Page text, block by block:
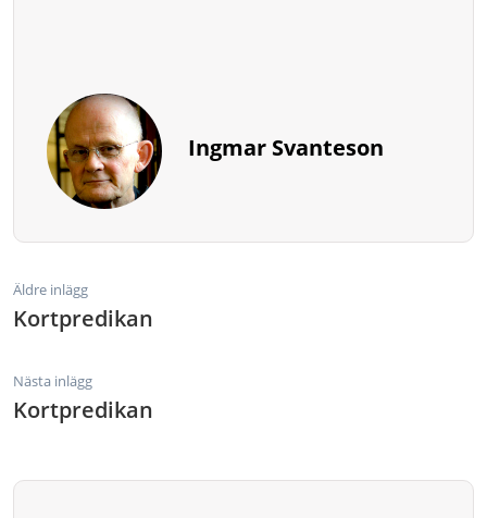
Ingmar Svanteson
Äldre inlägg
Kortpredikan
Nästa inlägg
Kortpredikan